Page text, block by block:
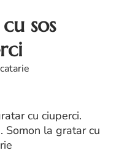
sos
cu ciuperci.
Somon la gratar cu